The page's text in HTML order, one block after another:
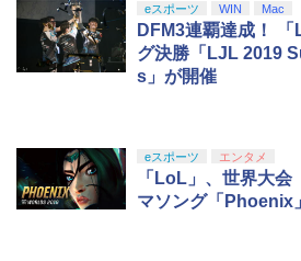
【Amazon.co.jp
第三章 蛇神 (オ
巾着＋メーカー
剣、十翼より来
しイラストボー
eスポーツ WIN Mac
DFM3連覇達成！
グ決勝「LJL 2019
s」が開催
eスポーツ エンタメ
「LoL」、世界大
マソング「Phoenix